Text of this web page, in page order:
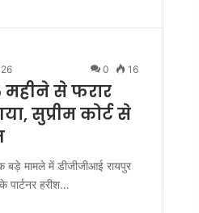
0 16
महीने से फरार
सुप्रीम कोर्ट से
बड़े मामले में डीजीजीआई रायपुर
पार्टनर हरीश…